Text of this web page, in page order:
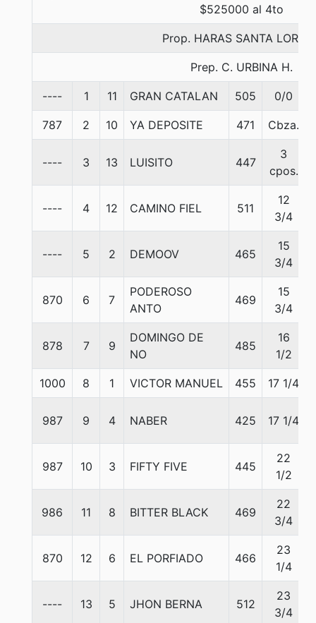
$525000 al 4to
Prop. HARAS SANTA
Prep. C. URBINA H.
---- 1 11 GRAN CATALAN 505 0/0
787 2 10 YA DEPOSITE 471 Cbza.
---- 3 13 LUISITO 447
3
cpos.
---- 4 12 CAMINO FIEL 511
12
3/4
---- 5 2 DEMOOV 465
15
3/4
870 6 7
PODEROSO
ANTO
469
15
3/4
878 7 9
DOMINGO DE
NO
485
16
1/2
1000 8 1 VICTOR MANUEL 455 17 1/4
987 9 4 NABER 425 17 1/4
987 10 3 FIFTY FIVE 445
22
1/2
986 11 8 BITTER BLACK 469
22
3/4
870 12 6 EL PORFIADO 466
23
1/4
---- 13 5 JHON BERNA 512
23
3/4